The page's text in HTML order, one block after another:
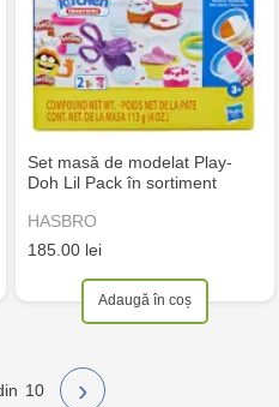
Set masă de modelat Play-
Doh Lil Pack în sortiment
HASBRO
185.00 lei
Adaugă în coș
10 ›